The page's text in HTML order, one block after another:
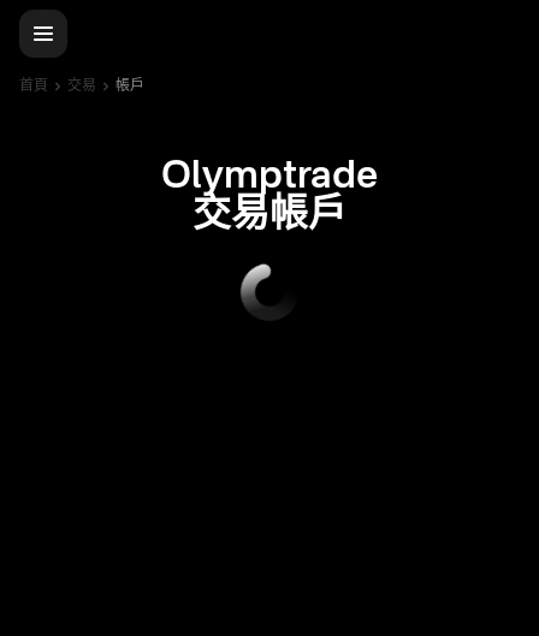
首頁 交易 帳戶
Olymptrade
交易帳戶